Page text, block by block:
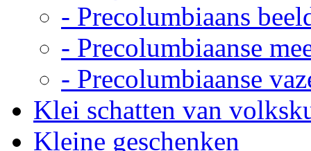
- Precolumbiaans
- Precolumbiaanse
- Precolumbiaanse
Klei schatten van
Kleine geschenken